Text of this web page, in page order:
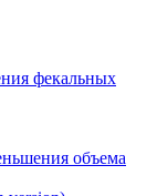
фекальных
объема